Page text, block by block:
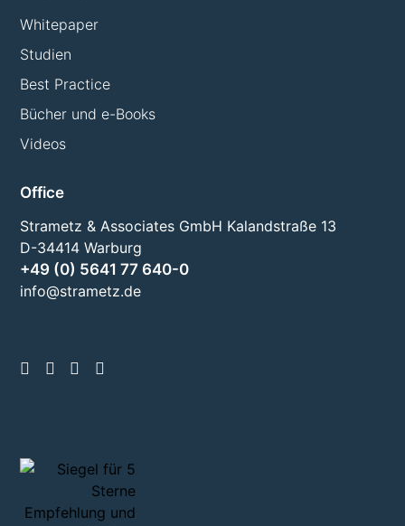
Whitepaper
Studien
Best Practice
Bücher und e-Books
Videos
Office
Strametz & Associates GmbH Kalandstraße 13
D-34414 Warburg
+49 (0) 5641 77 640-0
info@strametz.de